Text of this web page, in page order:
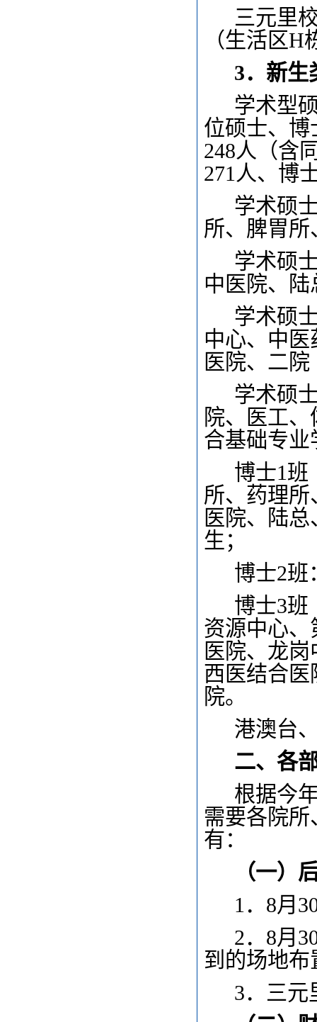
三元里
（生活区
3．新生
学术型
位硕士、博
248人（含
271人、博
学术硕
所、脾胃
学术硕
中医院、
学术硕
中心、中
医院、二
学术硕
院、医工
合基础专
博士1班
所、药理
医院、陆
生；
博士2班
博士3班
资源中心
医院、龙
西医结合
院。
港澳台
二、各
根据今
需要各院
有：
（一）
1．8月
2．8月
到的场地
3．三元